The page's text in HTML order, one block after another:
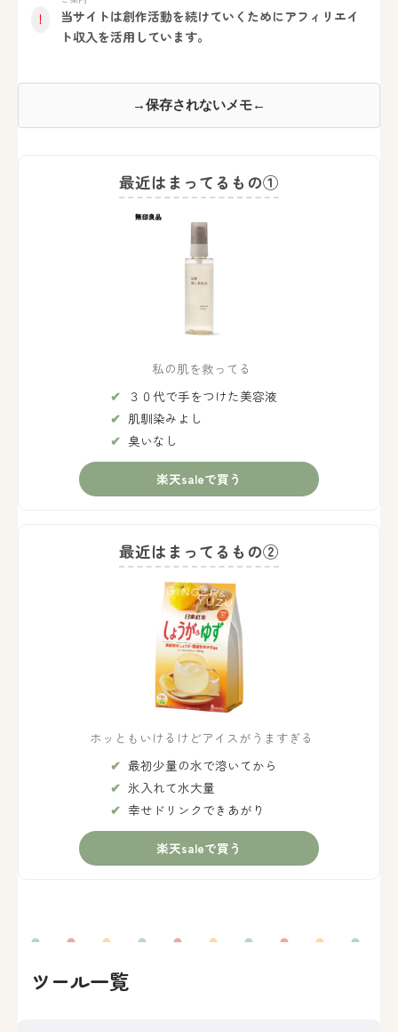
！
当サイトは創作活動を続けていくためにアフィリエイ
ト収入を活用しています。
→保存されないメモ←
最近はまってるもの①
私の肌を救ってる
３０代で手をつけた美容液
肌馴染みよし
臭いなし
楽天saleで買う
最近はまってるもの②
ホッともいけるけどアイスがうますぎる
最初少量の水で溶いてから
氷入れて水大量
幸せドリンクできあがり
楽天saleで買う
ツール一覧